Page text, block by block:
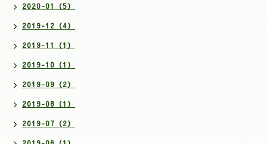
2020-01（5）
2019-12（4）
2019-11（1）
2019-10（1）
2019-09（2）
2019-08（1）
2019-07（2）